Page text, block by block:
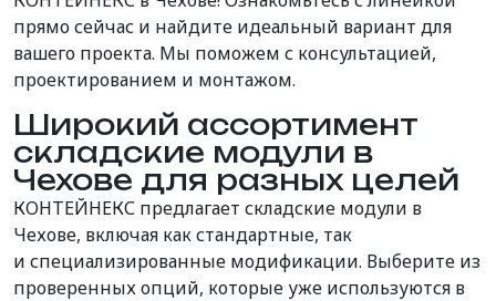
прямо сейчас и найдите идеальный вариант для
вашего проекта. Мы поможем с консультацией,
проектированием и монтажом.
Широкий ассортимент
складские модули в
Чехове для разных целей
КОНТЕЙНЕКС предлагает складские модули в
Чехове, включая как стандартные, так
и специализированные модификации. Выберите из
проверенных опций, которые уже используются в